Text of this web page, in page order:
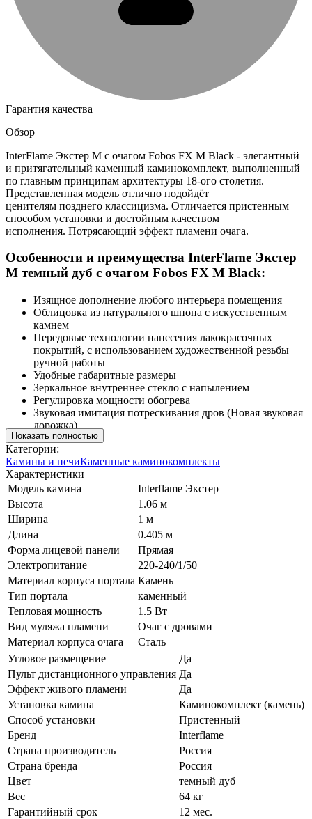
Гарантия качества
Обзор
InterFlame Экстер М с очагом Fobos FX M Black - элегантный
и притягательный каменный каминокомплект, выполненный
по главным принципам архитектуры 18-ого столетия.
Представленная модель отлично подойдёт
ценителям позднего классицизма. Отличается пристенным
способом установки и достойным качеством
исполнения. Потрясающий эффект пламени очага.
Особенности и преимущества InterFlame Экстер
М темный дуб с очагом Fobos FX M Black:
Изящное дополнение любого интерьера помещения
Облицовка из натурального шпона с искусственным
камнем
Передовые технологии нанесения лакокрасочных
покрытий, с использованием художественной резьбы
ручной работы
Удобные габаритные размеры
Зеркальное внутреннее стекло с напылением
Регулировка мощности обогрева
Звуковая имитация потрескивания дров (Новая звуковая
дорожка)
Показать полностью
Категории:
Камины и печиКаменные каминокомплекты
Характеристики
Модель камина
Interflame Экстер
Высота
1.06 м
Ширина
1 м
Длина
0.405 м
Форма лицевой панели
Прямая
Электропитание
220-240/1/50
Материал корпуса портала Камень
Тип портала
каменный
Тепловая мощность
1.5 Вт
Вид муляжа пламени
Очаг с дровами
Материал корпуса очага
Сталь
Угловое размещение
Да
Пульт дистанционного управления Да
Эффект живого пламени
Да
Установка камина
Каминокомплект (камень)
Способ установки
Пристенный
Бренд
Interflame
Страна производитель
Россия
Страна бренда
Россия
Цвет
темный дуб
Вес
64 кг
Гарантийный срок
12 мес.